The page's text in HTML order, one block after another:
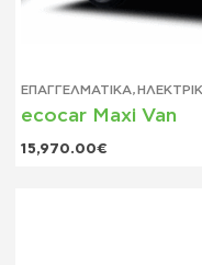
ΕΠΑΓΓΕΛΜΑΤΙΚΆ,
ecocar Maxi Van
15,970.00€